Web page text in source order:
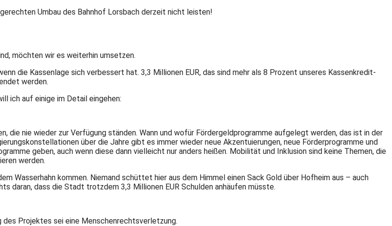
Umbau des Bahnhof Lorsbach derzeit nicht leisten!
möchten wir es weiterhin umsetzen.
die Kassenlage sich verbessert hat. 3,3 Millionen EUR, das sind mehr als 8 Prozent unseres Kassenkredit-
werden.
ich auf einige im Detail eingehen:
die nie wieder zur Verfügung ständen. Wann und wofür Fördergeldprogramme aufgelegt werden, das ist in der
über die Jahre gibt es immer wieder neue Akzentuierungen, neue Förderprogramme und
geben, auch wenn diese dann vielleicht nur anders heißen. Mobilität und Inklusion sind keine Themen, die
werden.
Wasserhahn kommen. Niemand schüttet hier aus dem Himmel einen Sack Gold über Hofheim aus – auch
daran, dass die Stadt trotzdem 3,3 Millionen EUR Schulden anhäufen müsste.
Projektes sei eine Menschenrechtsverletzung.